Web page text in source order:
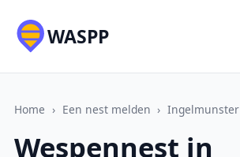
WASPP
Home › Een nest melden › Ingelmunster
Wespennest in